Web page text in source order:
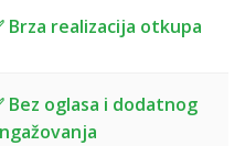
Brza realizacija otkupa
Bez oglasa i dodatnog